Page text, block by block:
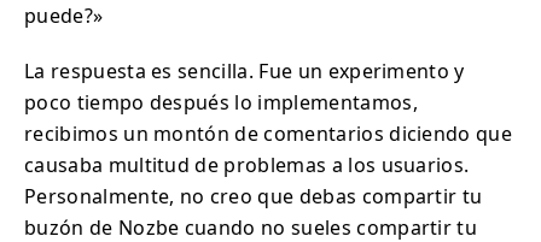
puede?»
La respuesta es sencilla. Fue un experimento y
poco tiempo después lo implementamos,
recibimos un montón de comentarios diciendo que
causaba multitud de problemas a los usuarios.
Personalmente, no creo que debas compartir tu
buzón de Nozbe cuando no sueles compartir tu